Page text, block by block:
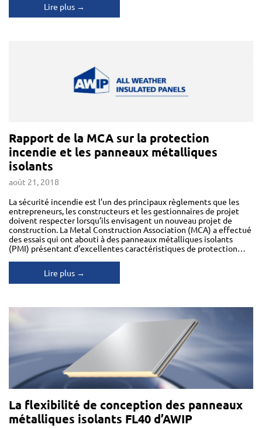
Lire plus →
Rapport de la MCA sur la protection
incendie et les panneaux métalliques
isolants
août 21, 2018
La sécurité incendie est l’un des principaux règlements que les
entrepreneurs, les constructeurs et les gestionnaires de projet
doivent respecter lorsqu’ils envisagent un nouveau projet de
construction. La Metal Construction Association (MCA) a effectué
des essais qui ont abouti à des panneaux métalliques isolants
(PMI) présentant d’excellentes caractéristiques de protection…
Lire plus →
La flexibilité de conception des panneaux
métalliques isolants FL40 d’AWIP